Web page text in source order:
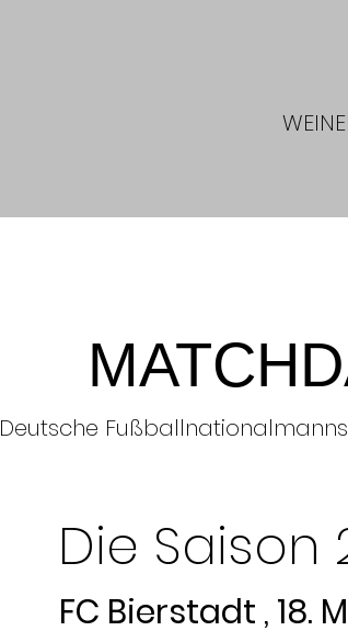
Deutsche
Die Saison
FC Bierstadt , 18.